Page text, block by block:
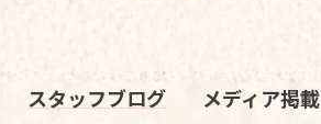
スタッフブログ メディア掲載